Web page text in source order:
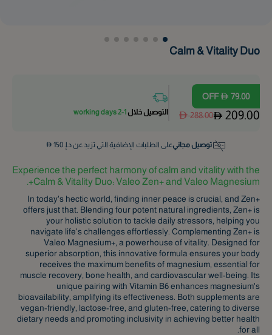
Calm & Vitality Duo
79.00
OFF
209.00
288.00 التوصيل خلال 1-2 working days
توصيل مجانيعلى الطلبات الإضافية التي تزيد عن د.إ.150
Experience the perfect harmony of calm and vitality with the
Calm & Vitality Duo: Valeo Zen+ and Valeo Magnesium+.
In today's hectic world, finding inner peace is crucial, and Zen+
offers just that. Blending four potent natural ingredients, Zen+ is
your holistic solution to tackle daily stressors, helping you
navigate life's challenges effortlessly. Complementing Zen+ is
Valeo Magnesium+, a powerhouse of vitality. Designed for
superior absorption, this innovative formula ensures your body
receives the maximum benefits of magnesium, essential for
muscle recovery, bone health, and cardiovascular well-being. Its
unique pairing with Vitamin B6 enhances magnesium's
bioavailability, amplifying its effectiveness. Both supplements are
vegan-friendly, lactose-free, and gluten-free, catering to diverse
dietary needs and promoting inclusivity in achieving better health
for all.